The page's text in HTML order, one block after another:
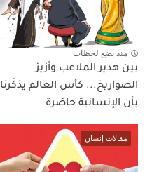
منذ بضع لحظات
بين هدير الملاعب وأزيز
الصواريخ... كأس العالم يذكّرنا
بأن الإنسانية حاضرة
مقالات إنسان